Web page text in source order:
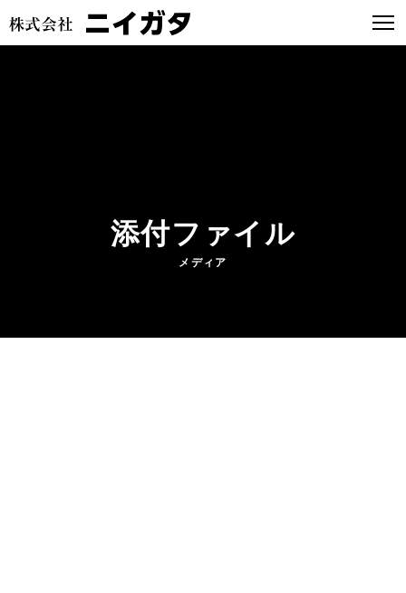
添付ファイル
メディア